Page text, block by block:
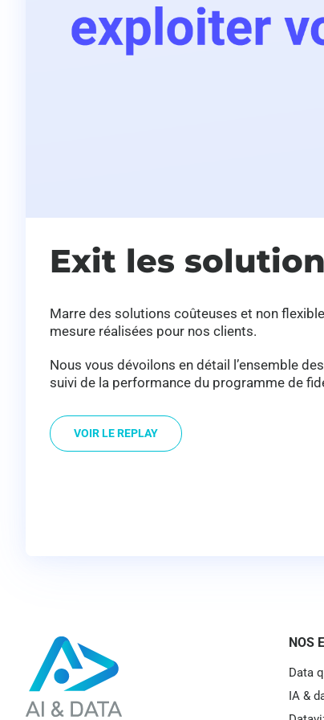
Exit les
Marre des solutions coûteuses et non
mesure réalisées pour nos clients.
Nous vous dévoilons en détail l’ensemble
suivi de la performance du programme de
VOIR LE REPLAY
NOS
Data
IA &